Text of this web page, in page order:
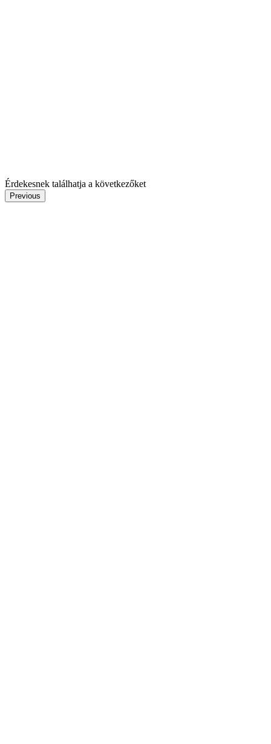
Érdekesnek találhatja a következőket
Previous